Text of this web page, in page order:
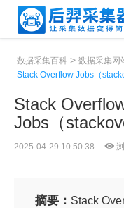
数据采集百科 > 数据采集网
Stack Overflow Jobs（
Stack
Jobs（
2025-04-29 10:50:38
摘要： Stack